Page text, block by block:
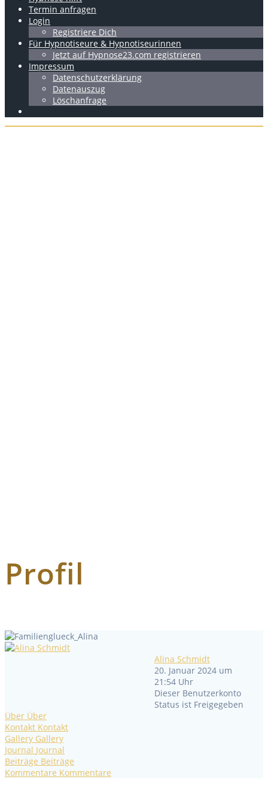
Termin anfragen
Login
Registriere Dich
Für Hypnotiseure & Hypnotiseurinnen
Jetzt auf Hypnose23.com registrieren
Impressum
Datenschutzerklärung
Datenauszug
Löschanfrage
Profil
Alina Schmidt
20. Januar 2024 um
21:54 Uhr
Dieser Benutzerkonto
Status ist Freigegeben
Über Über
Kontakt Kontakt
Gallery Gallery
Journal Journal
Beiträge Beiträge
Kommentare Kommentare